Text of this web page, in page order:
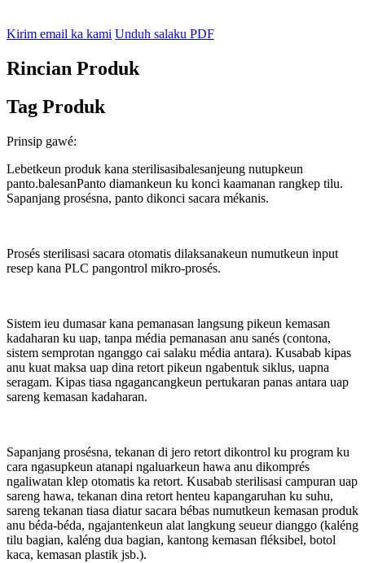
Kirim email ka kami Unduh salaku PDF
Rincian Produk
Tag Produk
Prinsip gawé:
Lebetkeun produk kana sterilisasibalesanjeung nutupkeun
panto.balesanPanto diamankeun ku konci kaamanan rangkep tilu.
Sapanjang prosésna, panto dikonci sacara mékanis.
Prosés sterilisasi sacara otomatis dilaksanakeun numutkeun input
resep kana PLC pangontrol mikro-prosés.
Sistem ieu dumasar kana pemanasan langsung pikeun kemasan
kadaharan ku uap, tanpa média pemanasan anu sanés (contona,
sistem semprotan nganggo cai salaku média antara). Kusabab kipas
anu kuat maksa uap dina retort pikeun ngabentuk siklus, uapna
seragam. Kipas tiasa ngagancangkeun pertukaran panas antara uap
sareng kemasan kadaharan.
Sapanjang prosésna, tekanan di jero retort dikontrol ku program ku
cara ngasupkeun atanapi ngaluarkeun hawa anu dikomprés
ngaliwatan klep otomatis ka retort. Kusabab sterilisasi campuran uap
sareng hawa, tekanan dina retort henteu kapangaruhan ku suhu,
sareng tekanan tiasa diatur sacara bébas numutkeun kemasan produk
anu béda-béda, ngajantenkeun alat langkung seueur dianggo (kaléng
tilu bagian, kaléng dua bagian, kantong kemasan fléksibel, botol
kaca, kemasan plastik jsb.).